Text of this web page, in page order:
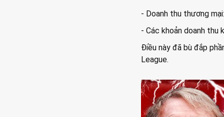
- Doanh thu thương
- Các khoản doanh thu
Điều này đã bù đắp
League.